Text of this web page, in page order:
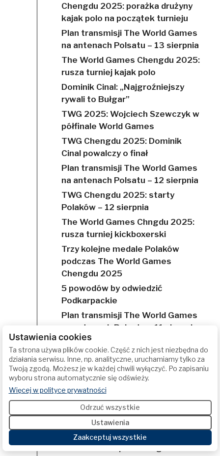
Chengdu 2025: porażka drużyny
kajak polo na początek turnieju
Plan transmisji The World Games
na antenach Polsatu – 13 sierpnia
The World Games Chengdu 2025:
rusza turniej kajak polo
Dominik Cinal: „Najgroźniejszy
rywali to Bułgar”
TWG 2025: Wojciech Szewczyk w
półfinale World Games
TWG Chengdu 2025: Dominik
Cinal powalczy o finał
Plan transmisji The World Games
na antenach Polsatu – 12 sierpnia
TWG Chengdu 2025: starty
Polaków – 12 sierpnia
The World Games Chngdu 2025:
rusza turniej kickboxerski
Trzy kolejne medale Polaków
podczas The World Games
Chengdu 2025
5 powodów by odwiedzić
Podkarpackie
Plan transmisji The World Games
na antenach Polsatu – 11 sierpnia
TWG Chengdu 2025: starty
Polaków – 11 sierpnia
Martyna Kierczyńska srebrną
medalistką The World Games
Chengdu 2025
Szymon Kropidłowski ze złotem i
rekordem świata!
Trzy medale Polaków na The
World Games pierwszego dnia!
Ustawienia cookies
Ta strona używa plików cookie. Część z nich jest niezbędna do
działania serwisu. Inne, np. analityczne, uruchamiamy tylko za
Twoją zgodą. Możesz je w każdej chwili wyłączyć. Po zapisaniu
wyboru strona automatycznie się odświeży.
Więcej w polityce prywatności(otwiera się w nowej karcie)
Odrzuć wszystkie
Ustawienia
Zaakceptuj wszystkie